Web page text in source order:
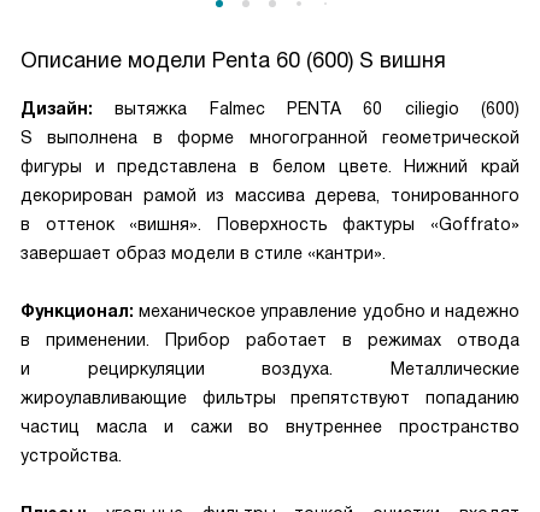
Описание модели Penta 60 (600) S вишня
Дизайн:вытяжка Falmec PENTA 60 ciliegio (600)
S выполнена в форме многогранной геометрической
фигуры и представлена в белом цвете. Нижний край
декорирован рамой из массива дерева, тонированного
в оттенок «вишня». Поверхность фактуры «Goffrato»
завершает образ модели в стиле «кантри».
Функционал: механическое управление удобно и надежно
в применении. Прибор работает в режимах отвода
и рециркуляции воздуха. Металлические
жироулавливающие фильтры препятствуют попаданию
частиц масла и сажи во внутреннее пространство
устройства.